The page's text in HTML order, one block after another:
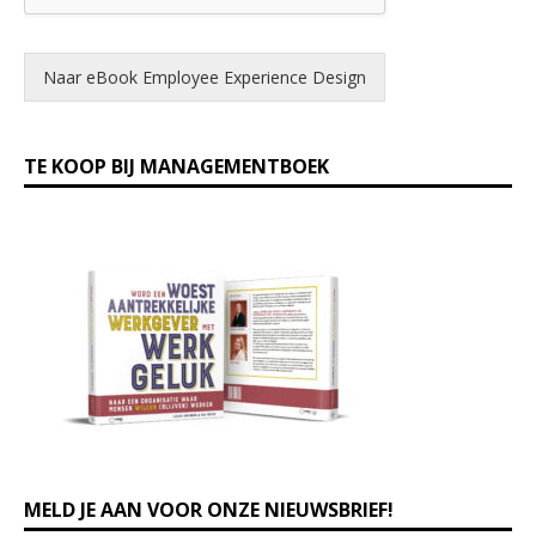
Naar eBook Employee Experience Design
TE KOOP BIJ MANAGEMENTBOEK
MELD JE AAN VOOR ONZE NIEUWSBRIEF!